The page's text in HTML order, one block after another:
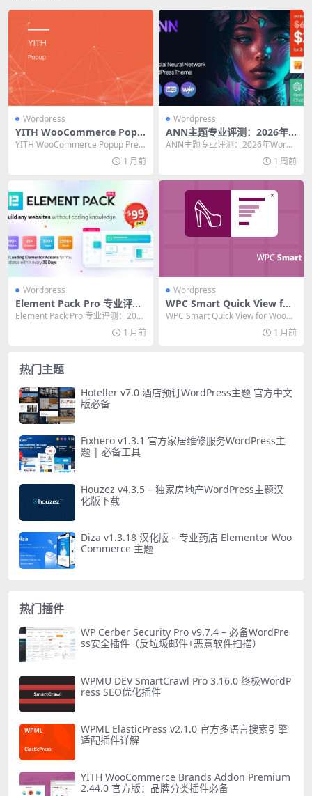
Wordpress
YITH WooCommerce Popu
p Premium 专业评测：提升
YITH WooCommerce Popup Prem
1 月前
Wordpress
ANN主题专业评测：2026年
WordPress建站的终极选择
ANN主题专业评测：2026年WordP
ress建站的终极选择 在WordPre...
1 周前
Wordpress
Element Pack Pro 专业评
测：2026年必备的 Elemento
Element Pack Pro 专业评测：2026
1 月前
Wordpress
WPC Smart Quick View for
WooCommerce Premiu
m：提升商店转化率的终极快
WPC Smart Quick View for WooCo
1 月前
热门主题
Hoteller v7.0 酒店预订WordPress主题 官方中文
版必备
Fixhero v1.3.1 官方家居维修服务WordPress主
题 | 必备工具
Houzez v4.3.5 – 独家房地产WordPress主题汉
化版下载
Diza v1.3.18 汉化版 – 专业药店 Elementor Woo
Commerce 主题
热门插件
WP Cerber Security Pro v9.7.4 – 必备WordPre
ss安全插件（反垃圾邮件+恶意软件扫描）
WPMU DEV SmartCrawl Pro 3.16.0 终极WordP
ress SEO优化插件
WPML ElasticPress v2.1.0 官方多语言搜索引擎
适配插件详解
YITH WooCommerce Brands Addon Premium
2.44.0 官方版：品牌分类插件必备